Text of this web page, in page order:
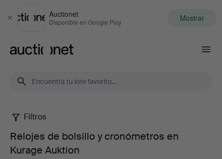
Cerrar
Auctionet
Disponible en Google Play Mostrar
Relojes
de
Filtros
Relojes de bolsillo y cronómetros en
Kurage Auktion